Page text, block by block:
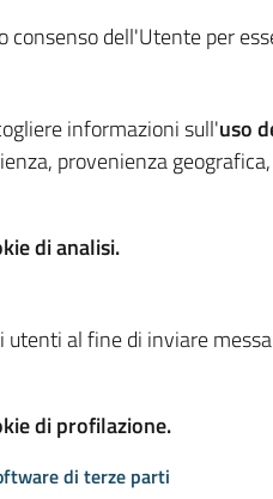
consenso dell'Utente per
informazioni sull'uso
provenienza
di analisi.
utenti al fine di inviare
di profilazione.
di terze parti